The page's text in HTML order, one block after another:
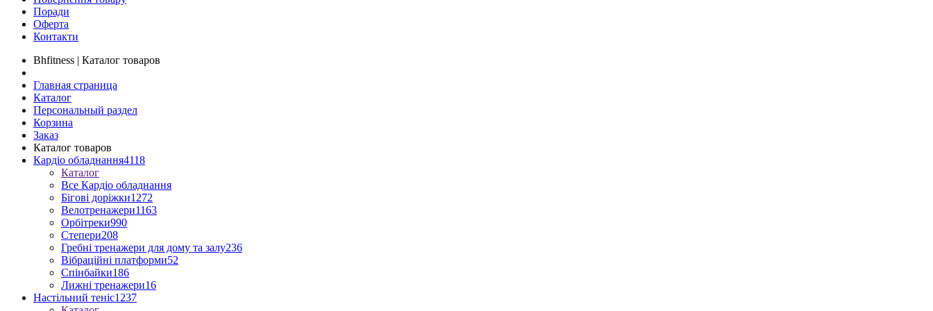
Поради
Оферта
Контакти
Bhfitness | Каталог товаров
Главная страница
Каталог
Персональный раздел
Корзина
Заказ
Каталог товаров
Кардіо обладнання4118
Каталог
Все Кардіо обладнання
Бігові доріжки1272
Велотренажери1163
Орбітреки990
Степери208
Гребні тренажери для дому та залу236
Вібраційні платформи52
Спінбайки186
Лижні тренажери16
Настільний теніс1237